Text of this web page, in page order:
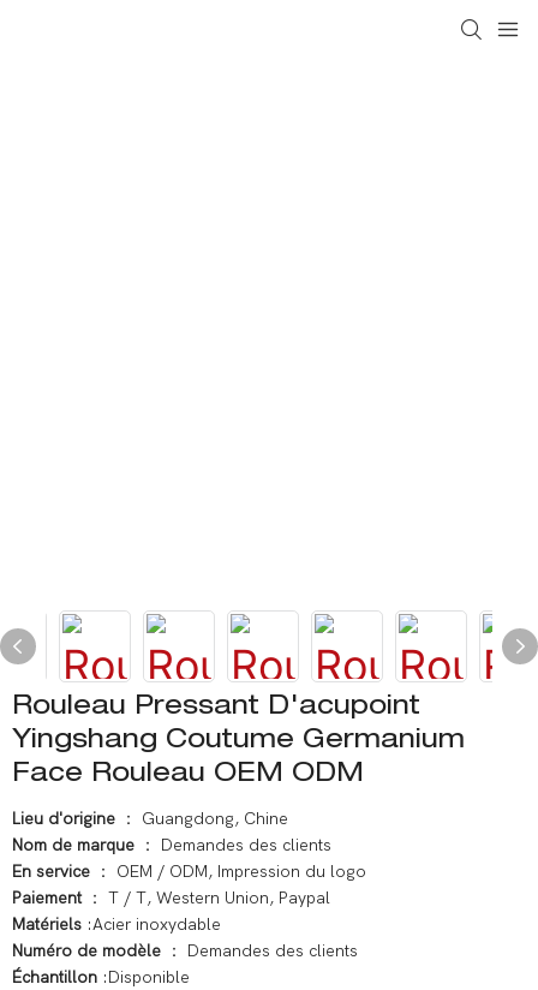
Rouleau Pressant D'acupoint
Yingshang Coutume Germanium
Face Rouleau OEM ODM
Lieu d'origine ： Guangdong, Chine
Nom de marque ： Demandes des clients
En service ： OEM / ODM, Impression du logo
Paiement ： T / T, Western Union, Paypal
Matériels :Acier inoxydable
Numéro de modèle ： Demandes des clients
Échantillon :Disponible